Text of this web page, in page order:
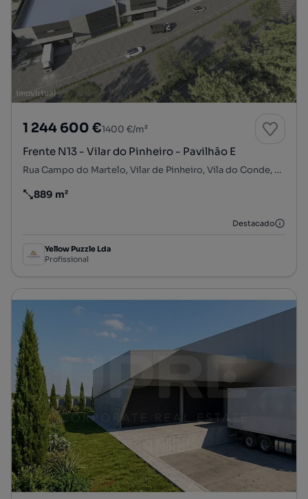
1 244 600 €1400 €/m²
Frente N13 - Vilar do Pinheiro - Pavilhão E
Rua Campo do Martelo, Vilar de Pinheiro, Vila do Conde, Porto
Preço por metro quadrado
889 m²
Destacado
Yellow Puzzle Lda
Profissional